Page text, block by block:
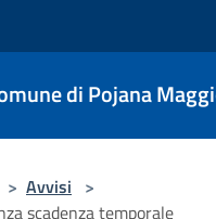
di Pojana
> Avvisi >
scadenza temporale